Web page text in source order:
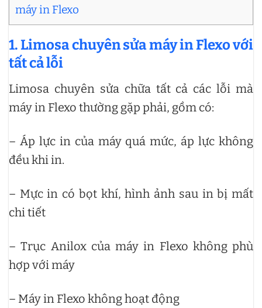
máy in Flexo
1. Limosa chuyên sửa máy in Flexo với
tất cả lỗi
Limosa chuyên sửa chữa tất cả các lỗi mà
máy in Flexo thường gặp phải, gồm có:
– Áp lực in của máy quá mức, áp lực không
đều khi in.
– Mực in có bọt khí, hình ảnh sau in bị mất
chi tiết
– Trục Anilox của máy in Flexo không phù
hợp với máy
– Máy in Flexo không hoạt động